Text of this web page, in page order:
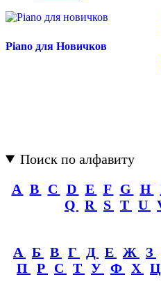
Piano для Новичков
Поиск по алфавиту
A B C D E F G H
Q
R S T U
А Б В Г Д Е Ж З
П Р С Т У Ф Х Ц